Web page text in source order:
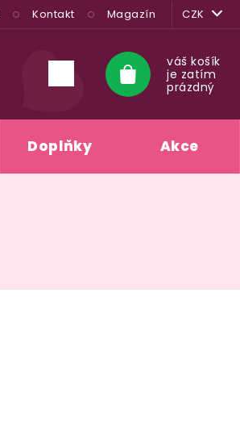
Kontakt Magazín CZK
Nákupní
košík
váš košík
je zatím
prázdný
Doplňky Akce